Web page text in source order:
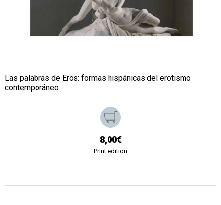
Las palabras de Eros: formas hispánicas del erotismo
contemporáneo
8,00€
Print edition